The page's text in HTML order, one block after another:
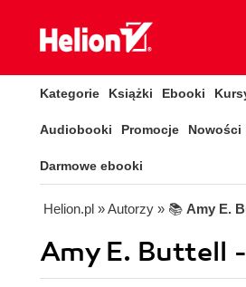
Kategorie Książki Ebooki
Audiobooki Promocje Nowości
Darmowe ebooki
Helion.pl » Autorzy » 📚 Amy E.
Amy E. Buttell